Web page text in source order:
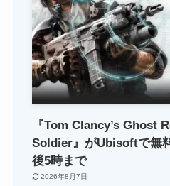
『Tom Clancy’s Ghost
Soldier』がUbisoftで無
後5時まで
2026年8月7日